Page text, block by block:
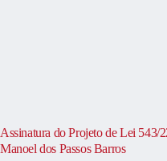
Assinatura do Projeto de Lei 543/
Manoel dos Passos Barros